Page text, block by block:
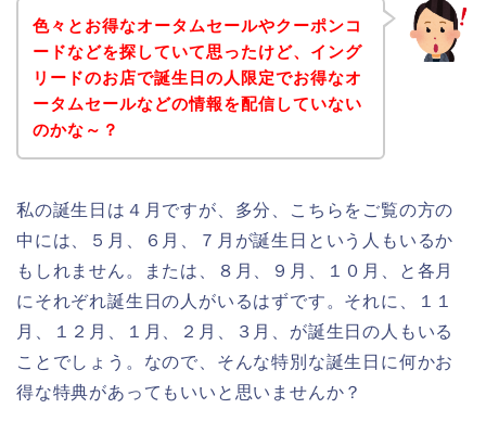
色々とお得なオータムセールやクーポンコ
ードなどを探していて思ったけど、イング
リードのお店で誕生日の人限定でお得なオ
ータムセールなどの情報を配信していない
のかな～？
私の誕生日は４月ですが、多分、こちらをご覧の方の
中には、５月、６月、７月が誕生日という人もいるか
もしれません。または、８月、９月、１０月、と各月
にそれぞれ誕生日の人がいるはずです。それに、１１
月、１２月、１月、２月、３月、が誕生日の人もいる
ことでしょう。なので、そんな特別な誕生日に何かお
得な特典があってもいいと思いませんか？